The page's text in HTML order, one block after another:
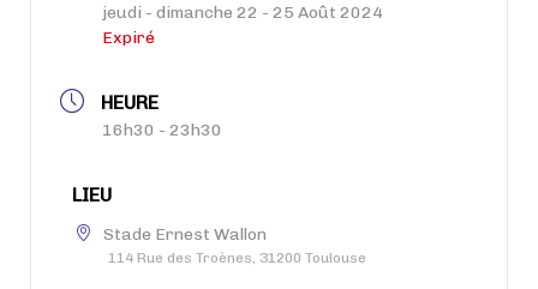
jeudi - dimanche 22 - 25 Août 2024
Expiré
HEURE
16h30 - 23h30
LIEU
Stade Ernest Wallon
114 Rue des Troènes, 31200 Toulouse